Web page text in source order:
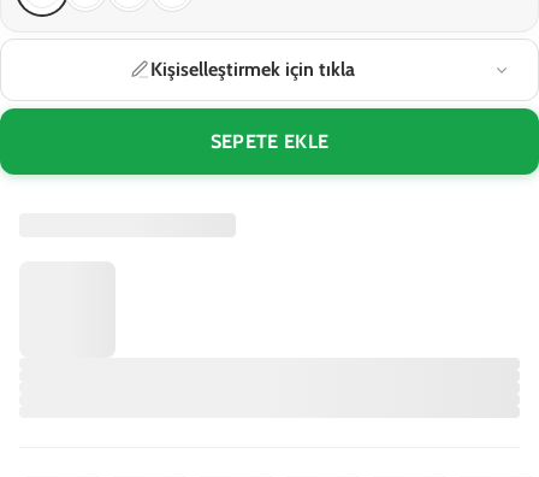
Kişiselleştirmek için tıkla
SEPETE EKLE